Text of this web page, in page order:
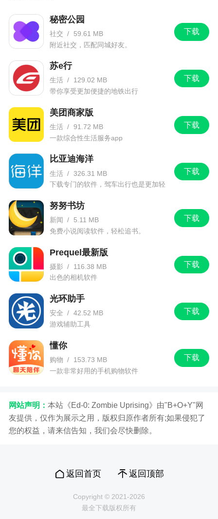
下载
秘密公园
社交 /
59.61 MB
附近社交，匹配同城好友。
下载
苏e行
生活 /
129.02 MB
带你享受更加便捷的地铁出行
下载
美团商家版
生活 / 91.72 MB
一款综合性生活服务app
下载
比亚迪海洋
生活 / 326.31 MB
下载专门的软件，驾车出行也是更加轻
下载
努努书坊
新闻 /
5.11 MB
免费小说阅读软件，轻松追书。
下载
Prequel最新版
摄影 /
116.38 MB
出色的相机软件
下载
光环助手
安全 / 42.52 MB
游戏辅助工具
下载
懂你
购物 /
153.73 MB
一款非常好用的手机购物软件
网站声明： 本站《Ed-0: Zombie Uprising》由"B+O+Y"网
友提供，仅作为展示之用，版权归原作者所有;如果侵犯了
您的权益，请来信告知，我们会尽快删除。
返回首页 返回顶部
Copyright © 2021-2026
最全下载版权所有